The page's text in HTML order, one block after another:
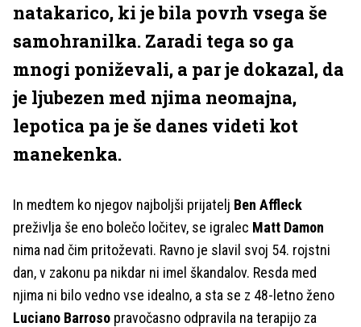
natakarico, ki je bila povrh vsega še
samohranilka. Zaradi tega so ga
mnogi poniževali, a par je dokazal, da
je ljubezen med njima neomajna,
lepotica pa je še danes videti kot
manekenka.
In medtem ko njegov najboljši prijatelj Ben Affleck
preživlja še eno bolečo ločitev, se igralec Matt Damon
nima nad čim pritoževati. Ravno je slavil svoj 54. rojstni
dan, v zakonu pa nikdar ni imel škandalov. Resda med
njima ni bilo vedno vse idealno, a sta se z 48-letno ženo
Luciano Barroso pravočasno odpravila na terapijo za